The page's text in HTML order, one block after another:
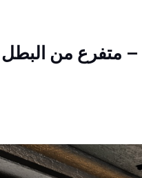
لطفى – متفرع من البطل